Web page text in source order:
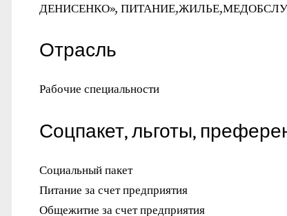
ДЕНИСЕНКО»,
Отрасль
Рабочие специальности
Соцпакет, льготы,
Социальный пакет
Питание за счет предприятия
Общежитие за счет предприятия